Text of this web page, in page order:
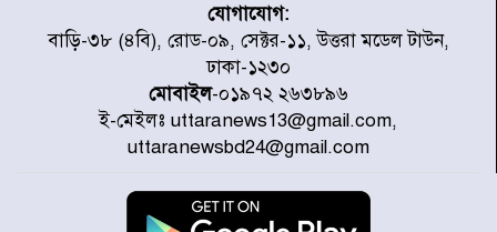
জুলাই গণঅভ্যুত্থানে উত্তরায় সর্বকনিষ্ঠ
শহীদ জাবির ইব্রাহীম: এক শিশুর রক্তে
লেখা ইতিহাস
রাজধানীতে আজ বৃষ্টির সম্ভাবনা, যা
জানাল আবহাওয়া অধিদপ্তর
যোগাযোগ:
বাড়ি-৩৮ (৪বি), রোড-০৯, সেক্টর-১১, উত্তরা মডেল টাউন,
ঢাকা-১২৩০
মোবাইল-০১৯৭২ ২৬৩৮৯৬
ই-মেইলঃ uttaranews13@gmail.com,
uttaranewsbd24@gmail.com